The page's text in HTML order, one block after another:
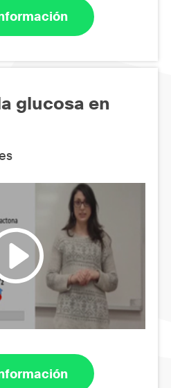
glucosa en